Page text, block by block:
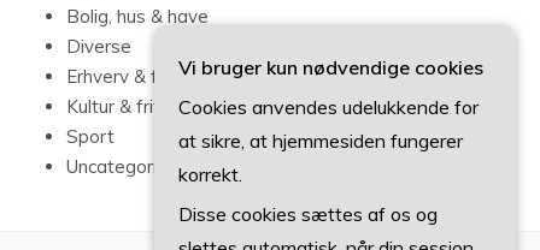
Bolig, hus & have
Diverse
Erhverv & forbrug
Kultur & fritid
Sport
Uncategorized
Vi bruger kun nødvendige cookies
Cookies anvendes udelukkende for
at sikre, at hjemmesiden fungerer
korrekt.
Disse cookies sættes af os og